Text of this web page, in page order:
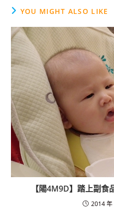
e
b
o
o
k
YOU MIGHT ALSO LIKE
【陽4M9D】踏上副食
2014 年